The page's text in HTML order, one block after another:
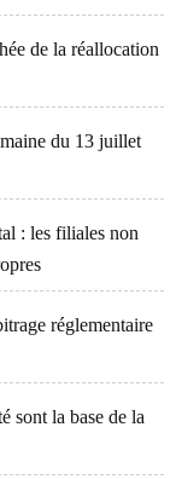
de la réallocation
du 13 juillet
: les filiales non
réglementaire
sont la base de la